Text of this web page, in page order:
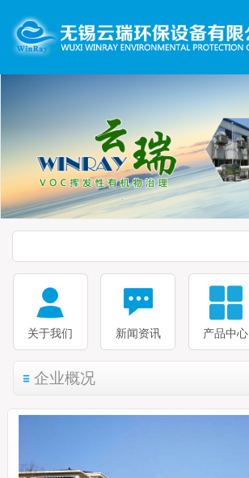
关于我们 新闻资讯 产品中心
企业概况